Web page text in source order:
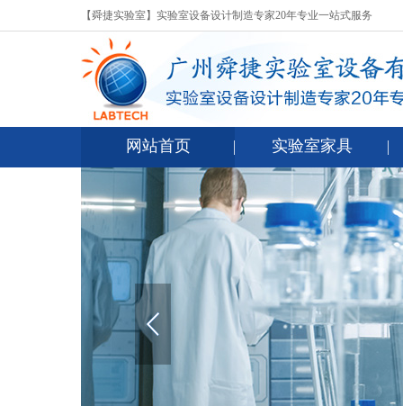
【舜捷实验室】实验室设备设计制造专家20年专业一站式服务
网站首页 实验室家具